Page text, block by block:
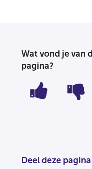
Wat vond je van
pagina?
Deel deze pagina